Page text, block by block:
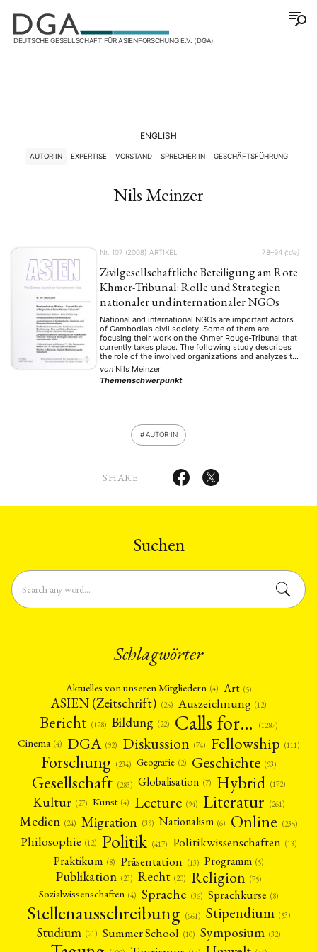
DEUTSCHE GESELLSCHAFT FÜR ASIENFORSCHUNG E.V. (DGA)
ENGLISH
AUTOR:IN EXPERTISE VORSTAND SPRECHER:IN GESCHÄFTSFÜHRUNG
Nils Meinzer
Nr. 107 (2008) ARTIKEL 78–94 {:de}
Zivilgesellschaftliche Beteiligung am Rote
Khmer-Tribunal: Rolle und Strategien
nationaler und internationaler NGOs
National and international NGOs are important actors
of Cambodia’s civil society. Some of them are
focusing their work on the Khmer Rouge-Tribunal that
currently takes place. The following study describes
the role of the involved organizations and analyzes the
strategies of the NGOs and the extent they are able to
contribute to the trial’s success. …
von Nils Meinzer
Themenschwerpunkt
AUTOR:IN
SHARE
Suchen
Schlagwörter
Aktuelles von unseren Mitgliedern (4) Art (5)
ASIEN (Zeitschrift) (25) Auszeichnung (12)
Bericht (128) Bildung (22) Calls for… (1287)
Cinema (4) DGA (92) Diskussion (74) Fellowship (111)
Forschung (234) Geografie (2) Geschichte (93)
Gesellschaft (283) Globalisation (7) Hybrid (172)
Kultur (27) Kunst (4) Lecture (94) Literatur (261)
Medien (24) Migration (39) Nationalism (6) Online (235)
Philosophie (12) Politik (417) Politikwissenschaften (13)
Praktikum (8) Präsentation (13) Programm (5)
Publikation (23) Recht (20) Religion (75)
Sozialwissenschaften (4) Sprache (36) Sprachkurse (8)
Stellenausschreibung (661) Stipendium (53)
Studium (21) Summer School (10) Symposium (32)